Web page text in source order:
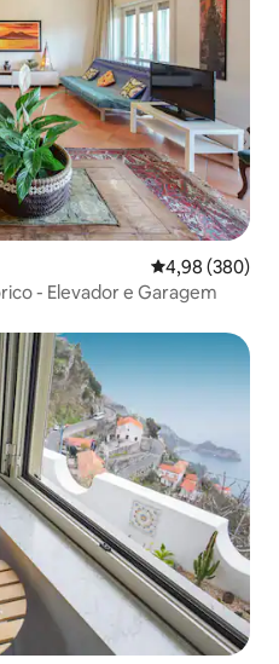
4,98 de uma
4,98 (380)
- Elevador e Garagem
dos hóspedes